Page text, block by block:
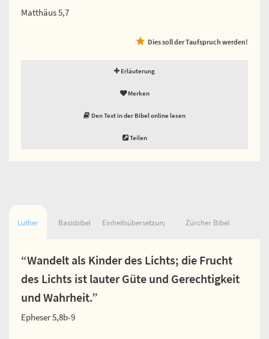
Matthäus 5,7
Dies soll der Taufspruch werden!
Erläuterung
Merken
Den Text in der Bibel online lesen
Teilen
Luther Basisbibel Einheitsübersetzung Zürcher Bibel
“Wandelt als Kinder des Lichts; die Frucht
des Lichts ist lauter Güte und Gerechtigkeit
und Wahrheit.”
Epheser 5,8b-9